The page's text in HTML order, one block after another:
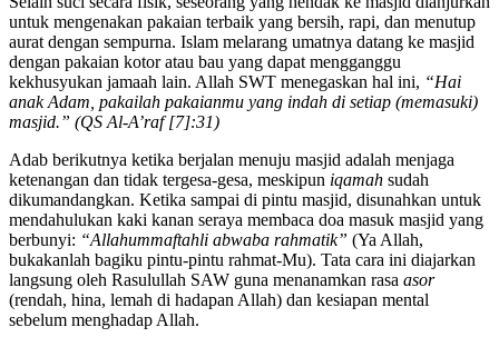
untuk mengenakan pakaian terbaik yang bersih, rapi, dan menutup
aurat dengan sempurna. Islam melarang umatnya datang ke masjid
dengan pakaian kotor atau bau yang dapat mengganggu
kekhusyukan jamaah lain. Allah SWT menegaskan hal ini, “Hai
anak Adam, pakailah pakaianmu yang indah di setiap (memasuki)
masjid.” (QS Al-A’raf [7]:31)
Adab berikutnya ketika berjalan menuju masjid adalah menjaga
ketenangan dan tidak tergesa-gesa, meskipun iqamah sudah
dikumandangkan. Ketika sampai di pintu masjid, disunahkan untuk
mendahulukan kaki kanan seraya membaca doa masuk masjid yang
berbunyi: “Allahummaftahli abwaba rahmatik” (Ya Allah,
bukakanlah bagiku pintu-pintu rahmat-Mu). Tata cara ini diajarkan
langsung oleh Rasulullah SAW guna menanamkan rasa asor
(rendah, hina, lemah di hadapan Allah) dan kesiapan mental
sebelum menghadap Allah.